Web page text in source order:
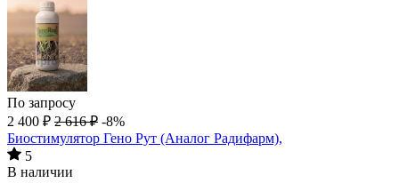
По запросу
2 400 ₽ 2 616 ₽ -8%
Биостимулятор Гено Рут (Аналог Радифарм),
5
В наличии